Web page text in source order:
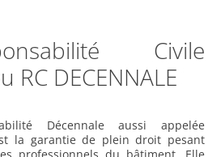
Civile
RC DECENNALE
Décennale aussi appelée
la garantie de plein droit pesant